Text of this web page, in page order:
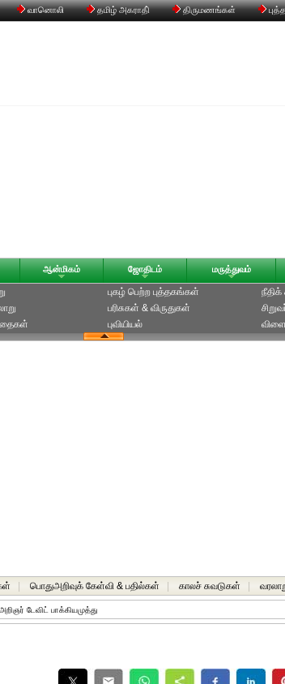
வானொலி தமிழ் அகராதி் திருமணங்கள்
ஆன்மிகம் ஜோதிடம் மருத்துவம்
புகழ் பெற்ற புத்தகங்கள்
பரிசுகள் & விருதுகள்
புவியியல்
பொதுஅறிவுக் கேள்வி & பதில்கள் காலச் சுவடுகள்
அறிஞர் டேவிட் பாக்கியமுத்து